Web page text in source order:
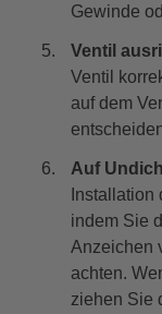
Gewinde
Ventil
Ventil
auf dem
Auf
indem Sie
Anzeichen
achten.
ziehen Sie